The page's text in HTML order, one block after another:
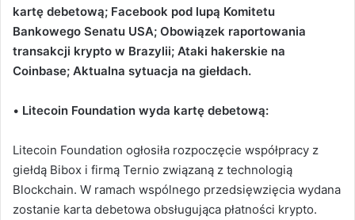
kartę debetową; Facebook pod lupą Komitetu
Bankowego Senatu USA; Obowiązek raportowania
transakcji krypto w Brazylii; Ataki hakerskie na
Coinbase; Aktualna sytuacja na giełdach.
• Litecoin Foundation wyda kartę debetową:
Litecoin Foundation ogłosiła rozpoczęcie współpracy z
giełdą Bibox i firmą Ternio związaną z technologią
Blockchain. W ramach wspólnego przedsięwzięcia wydana
zostanie karta debetowa obsługująca płatności krypto.